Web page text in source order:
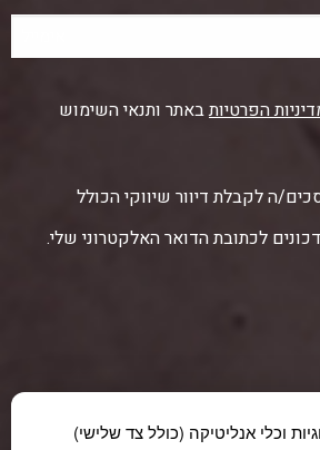
הפרטיותבאתר ותנאי השימוש
ה לקבלת דיוור שיווקי הכולל
לכתובת הדואר האלקטרוני שלי.
וכלי אנליטיקה (כולל צד שלישי)